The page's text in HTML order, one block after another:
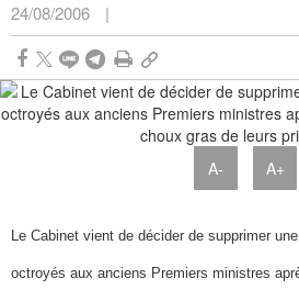
24/08/2006 |
A- A+
Le Cabinet vient de décider de supprimer
octroyés aux anciens Premiers ministres